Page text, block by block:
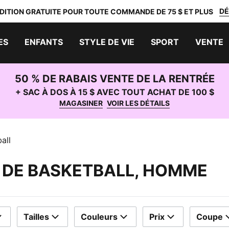
GRATUITE POUR TOUTE COMMANDE DE 75 $ ET PLUS
ENFANTS STYLE DE VIE SPORT VENTE
50 % DE RABAIS VENTE DE LA RENTRÉE
+ SAC À DOS À 15 $ AVEC TOUT ACHAT DE 100 $
MAGASINER VOIR LES DÉTAILS
BASKETBALL, HOMME
Tailles Couleurs Prix Coupe